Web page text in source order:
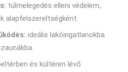
túlmelegedés elleni védelem,
alapfelszereltségként.
ideális lakóingatlanokba
és kültéren lévő